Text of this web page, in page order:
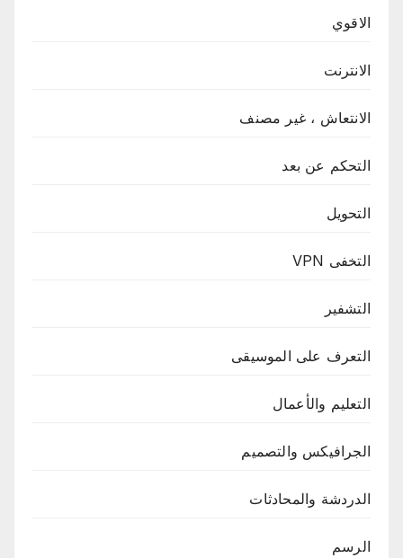
الاقوي
الانترنت
الانتعاش ، غير مصنف
التحكم عن بعد
التحويل
التخفى VPN
التشفير
التعرف على الموسيقى
التعليم والأعمال
الجرافيكس والتصميم
الدردشة والمحادثات
الرسم